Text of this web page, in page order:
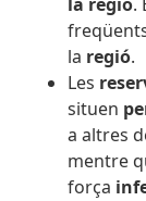
la regió.
Les
situen
a altres
mentre
força